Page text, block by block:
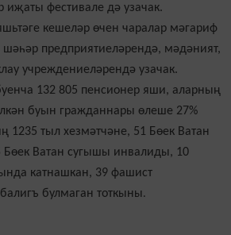
иҗаты фестивале дә узачак.
кешеләр өчен чаралар мәгариф
предприятиеләрендә, мәдәният,
учреждениеләрендә узачак.
132 805 пенсионер яши, аларның
буын гражданнары өлеше 27%
1235 тыл хезмәтчәне, 51 Бөек Ватан
Ватан сугышы инвалиды, 10
катнашкан, 39 фашист
булмаган тоткыны.